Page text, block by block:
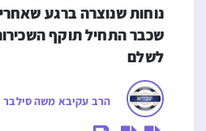
לשלם
הרב עקיבא משה סילבר